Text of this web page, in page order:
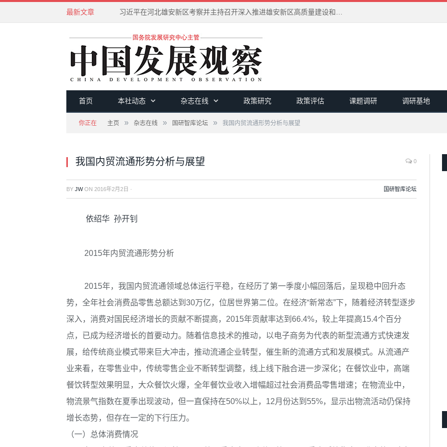
最新文章 习近平在河北雄安新区考察并主持召开深入推进雄安新区高质量建设和发展座谈会
首页 本社动态 杂志在线 政策研究 政策评估 课题调研 调研基地
你正在 主页 » 杂志在线 » 国研智库论坛 » 我国内贸流通形势分析与展望
我国内贸流通形势分析与展望 0
BY JWON 2016年2月2日 · 国研智库论坛
依绍华 孙开钊
2015年内贸流通形势分析
2015年，我国内贸流通领域总体运行平稳，在经历了第一季度小幅回落后，呈现稳中回升态
势，全年社会消费品零售总额达到30万亿，位居世界第二位。在经济“新常态”下，随着经济转型逐步
深入，消费对国民经济增长的贡献不断提高，2015年贡献率达到66.4%，较上年提高15.4个百分
点，已成为经济增长的首要动力。随着信息技术的推动，以电子商务为代表的新型流通方式快速发
展，给传统商业模式带来巨大冲击，推动流通企业转型，催生新的流通方式和发展模式。从流通产
业来看，在零售业中，传统零售企业不断转型调整，线上线下融合进一步深化；在餐饮业中，高端
餐饮转型效果明显，大众餐饮火爆，全年餐饮业收入增幅超过社会消费品零售增速；在物流业中，
物流景气指数在夏季出现波动，但一直保持在50%以上，12月份达到55%，显示出物流活动仍保持
增长态势，但存在一定的下行压力。
（一）总体消费情况